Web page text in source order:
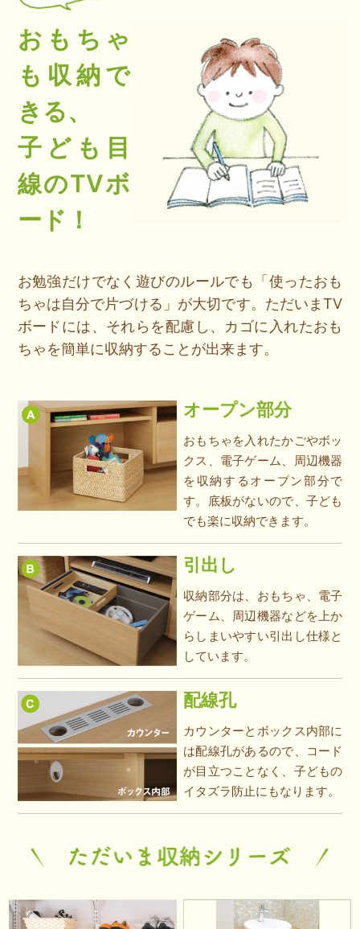
おもちゃ
も収納で
きる、
子ども目
線のTVボ
ード！
お勉強だけでなく遊びのルールでも「使ったおも
ちゃは自分で片づける」が大切です。ただいまTV
ボードには、それらを配慮し、カゴに入れたおも
ちゃを簡単に収納することが出来ます。
オープン部分
おもちゃを入れたかごやボッ
クス、電子ゲーム、周辺機器
を収納するオープン部分で
す。底板がないので、子ども
でも楽に収納できます。
引出し
収納部分は、おもちゃ、電子
ゲーム、周辺機器などを上か
らしまいやすい引出し仕様と
しています。
配線孔
カウンターとボックス内部に
は配線孔があるので、コード
が目立つことなく、子どもの
イタズラ防止にもなります。